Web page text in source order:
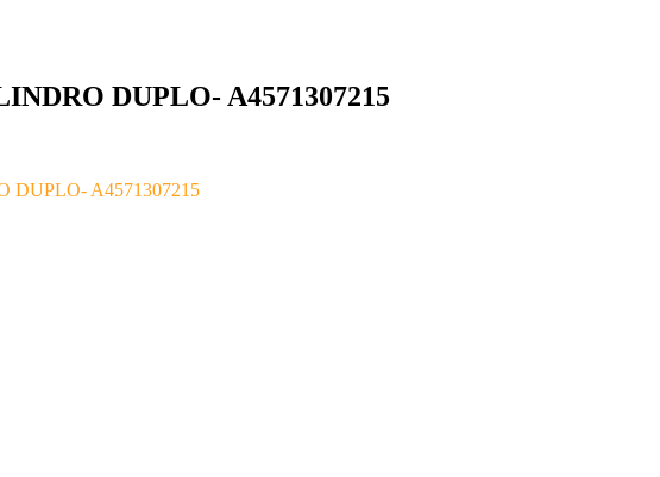
DUPLO- A4571307215
DUPLO- A4571307215